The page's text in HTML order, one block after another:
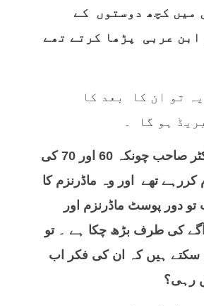
میں کچھ دوستوں کے
عربی پڑھا کرتے تھے
یہ تو ان کا بعد کا
ہو گا ۔
مطیع سید: ڈاکٹر صاحب چونکہ 60 اور 70 کی
کررہے تھے اور وہ ماڈرنزم کا
تو دور پوسٹ ماڈرنزم اور
کی طرف بڑھ چکا ہے ۔ تو
سکتے ہیں کہ ان کی فکر اب
رہی؟